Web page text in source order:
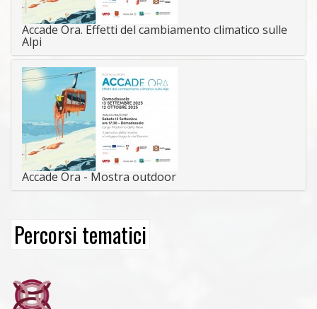
Accade Ora. Effetti del cambiamento climatico sulle
Alpi
Accade Ora - Mostra outdoor
Percorsi tematici